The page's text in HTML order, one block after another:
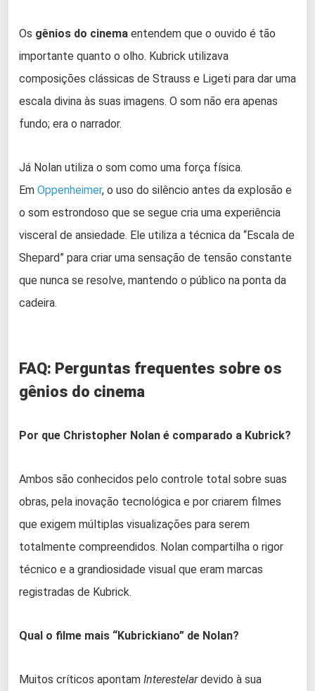
Os gênios do cinema entendem que o ouvido é tão
importante quanto o olho. Kubrick utilizava
composições clássicas de Strauss e Ligeti para dar uma
escala divina às suas imagens. O som não era apenas
fundo; era o narrador.
Já Nolan utiliza o som como uma força física.
Em Oppenheimer, o uso do silêncio antes da explosão e
o som estrondoso que se segue cria uma experiência
visceral de ansiedade. Ele utiliza a técnica da “Escala de
Shepard” para criar uma sensação de tensão constante
que nunca se resolve, mantendo o público na ponta da
cadeira.
FAQ: Perguntas frequentes sobre os
gênios do cinema
Por que Christopher Nolan é comparado a Kubrick?
Ambos são conhecidos pelo controle total sobre suas
obras, pela inovação tecnológica e por criarem filmes
que exigem múltiplas visualizações para serem
totalmente compreendidos. Nolan compartilha o rigor
técnico e a grandiosidade visual que eram marcas
registradas de Kubrick.
Qual o filme mais “Kubrickiano” de Nolan?
Muitos críticos apontam Interestelardevido à sua